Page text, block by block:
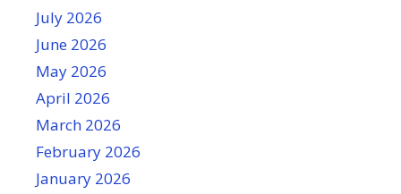
July 2026
June 2026
May 2026
April 2026
March 2026
February 2026
January 2026